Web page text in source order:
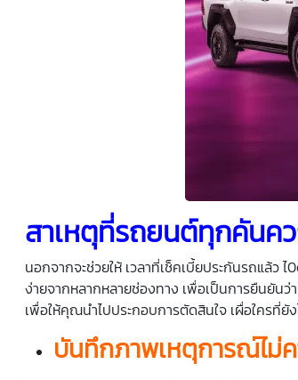
สาเหตุที่รถยนต์ทุกคันค
นอกจากจะช่วยให้ เวลาที่เช็คเบี้ยประกันรถแล้ว
ง่ายจากหลากหลายช่องทาง เพื่อเป็นการยืนยัน
เพื่อให้คุณนำไปประกอบการตัดสินใจ เผื่อใครที่
บันทึกภาพเหตุการณ์ไม่